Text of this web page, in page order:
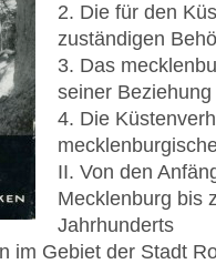
2. Die für den
zuständigen
3. Das
seiner
4. Die
II. Von den
Mecklenburg bis
Jahrhunderts
im Gebiet der Stadt